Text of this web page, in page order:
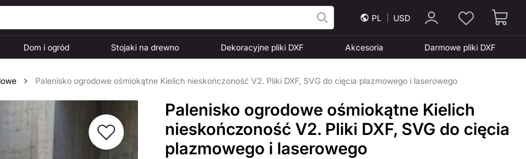
PL USD
Dom i ogród Stojaki na drewno Dekoracyjne pliki DXF Akcesoria Darmowe pliki DXF
Palenisko ogrodowe ośmiokątne Kielich nieskończoność V2. Pliki DXF, SVG do cięcia plazmowego i laserowego
Palenisko ogrodowe ośmiokątne Kielich
nieskończoność V2. Pliki DXF, SVG do cięcia
plazmowego i laserowego